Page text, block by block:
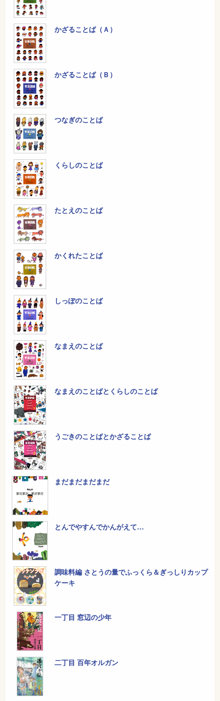
かざることば（Ａ）
かざることば（Ｂ）
つなぎのことば
くらしのことば
たとえのことば
かくれたことば
しっぽのことば
なまえのことば
なまえのことばとくらしのことば
うごきのことばとかざることば
まだまだまだまだ
とんでやすんでかんがえて…
調味料編 さとうの量でふっくら＆ぎっしりカップ
ケーキ
一丁目 窓辺の少年
二丁目 百年オルガン